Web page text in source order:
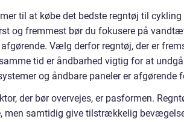
til at købe det bedste regntøj til
og fremmest bør du fokusere på
Vælg derfor regntøj, der er
tid er åndbarhed vigtig for at
og åndbare paneler er afgørende
der bør overvejes, er pasformen.
men samtidig give tilstrækkelig